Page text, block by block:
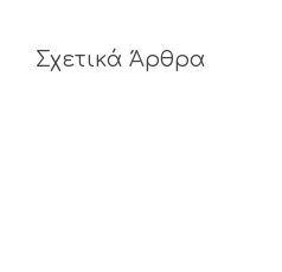
Σχετικά Άρθρα